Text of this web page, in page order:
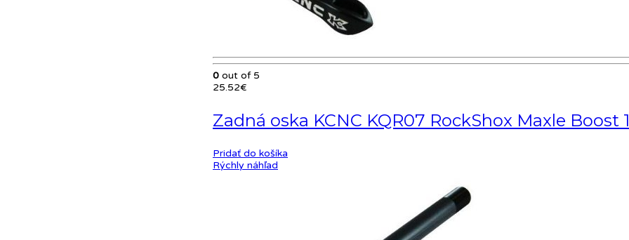
0 out of 5
25.52€
Zadná oska KCNC KQR07 RockShox Maxle Boost
Pridať do košíka
Rýchly náhľad